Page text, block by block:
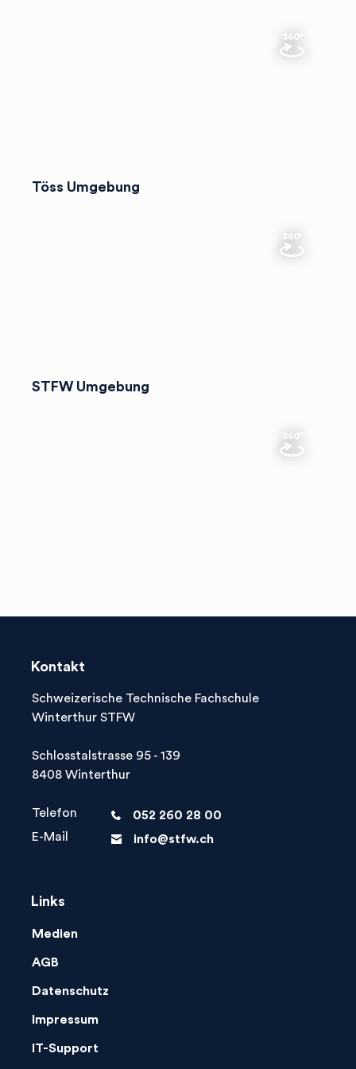
Töss Umgebung
STFW Umgebung
Kontakt
Schweizerische Technische Fachschule
Winterthur STFW
Schlosstalstrasse 95 - 139
8408 Winterthur
Telefon phone
052 260 28 00
E-Mail
letter info@stfw.ch
Links
Medien
AGB
Datenschutz
Impressum
IT-Support